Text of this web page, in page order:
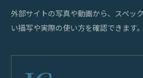
外部サイトの写真や動画から、スペッ
い描写や実際の使い方を確認できます。